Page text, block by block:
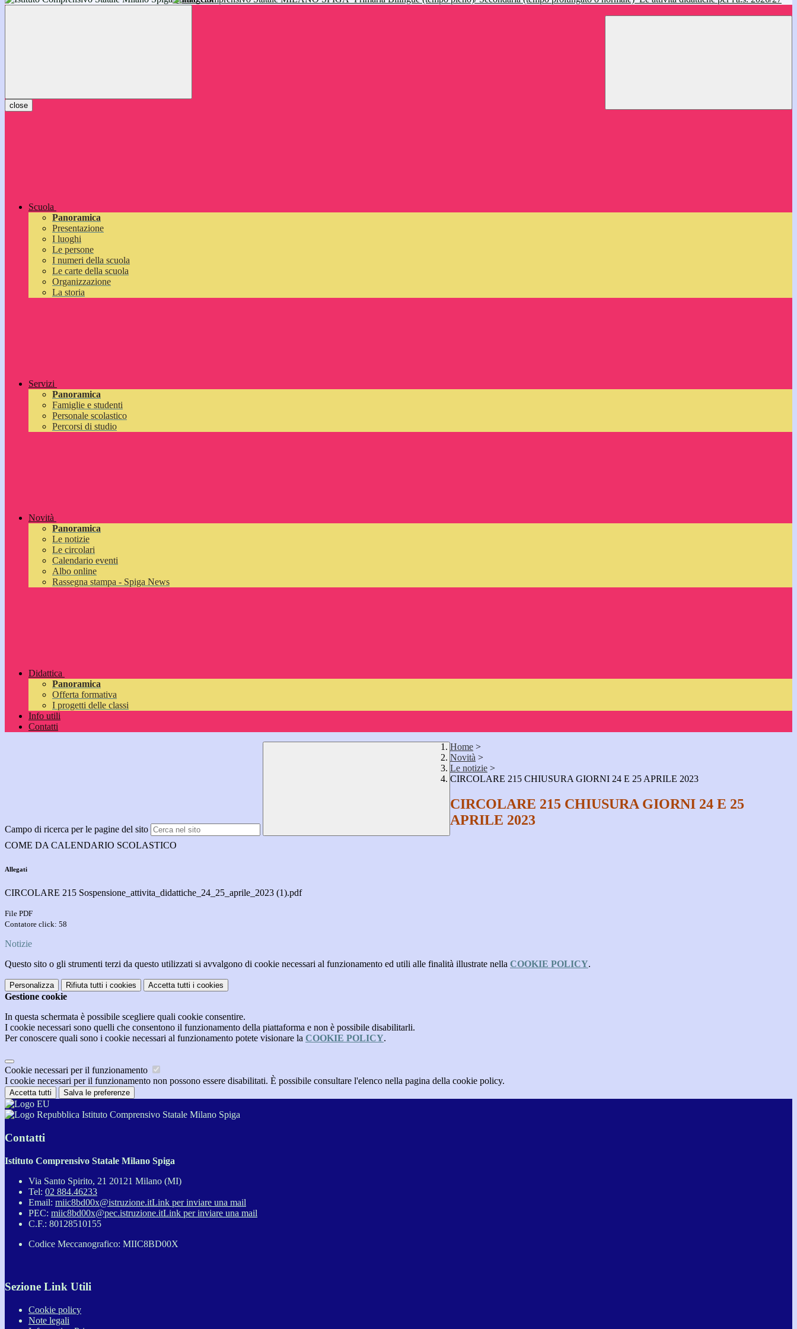
inizieranno il 14 settembre 2026: vi aspettiamo!
close
Scuola
Panoramica
Presentazione
I luoghi
Le persone
I numeri della scuola
Le carte della scuola
Organizzazione
La storia
Servizi
Panoramica
Famiglie e studenti
Personale scolastico
Percorsi di studio
Novità
Panoramica
Le notizie
Le circolari
Calendario eventi
Albo online
Rassegna stampa - Spiga News
Didattica
Panoramica
Offerta formativa
I progetti delle classi
Info utili
Contatti
Campo di ricerca per le pagine del sito
Home >
Novità >
Le notizie >
CIRCOLARE 215 CHIUSURA GIORNI 24 E 25 APRILE 2023
CIRCOLARE 215 CHIUSURA GIORNI 24 E 25
APRILE 2023
COME DA CALENDARIO SCOLASTICO
Allegati
CIRCOLARE 215 Sospensione_attivita_didattiche_24_25_aprile_2023 (1).pdf
File PDF
Contatore click: 58
Notizie
Questo sito o gli strumenti terzi da questo utilizzati si avvalgono di cookie necessari al funzionamento ed utili alle finalità illustrate nella COOKIE POLICY.
Personalizza Rifiuta tutti i cookies Accetta tutti i cookies
Gestione cookie
In questa schermata è possibile scegliere quali cookie consentire.
I cookie necessari sono quelli che consentono il funzionamento della piattaforma e non è possibile disabilitarli.
Per conoscere quali sono i cookie necessari al funzionamento potete visionare la COOKIE POLICY.
Cookie necessari per il funzionamento
I cookie necessari per il funzionamento non possono essere disabilitati. È possibile consultare l'elenco nella pagina della cookie policy.
Accetta tutti Salva le preferenze
Istituto Comprensivo Statale Milano Spiga
Contatti
Istituto Comprensivo Statale Milano Spiga
Via Santo Spirito, 21 20121 Milano (MI)
Tel: 02 884.46233
Email: miic8bd00x@istruzione.itLink per inviare una mail
PEC: miic8bd00x@pec.istruzione.itLink per inviare una mail
C.F.: 80128510155
Codice Meccanografico: MIIC8BD00X
Sezione Link Utili
Cookie policy
Note legali